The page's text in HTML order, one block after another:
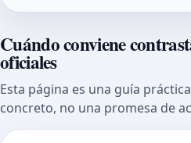
Cuándo conviene
oficiales
Esta página es una guía
concreto, no una promesa de